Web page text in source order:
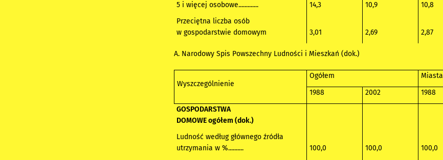
5 i więcej osobowe.............
14,3 10,9 10,8
Przeciętna liczba osób
w gospodarstwie domowym
3,01 2,69 2,87
A. Narodowy Spis Powszechny Ludności i Mieszkań (dok.)
Wyszczególnienie
Ogółem Miasta
1988
2002 1988
GOSPODARSTWA
DOMOWE ogółem (dok.)
Ludność według głównego źródła
utrzymania w %..........
100,0 100,0 100,0